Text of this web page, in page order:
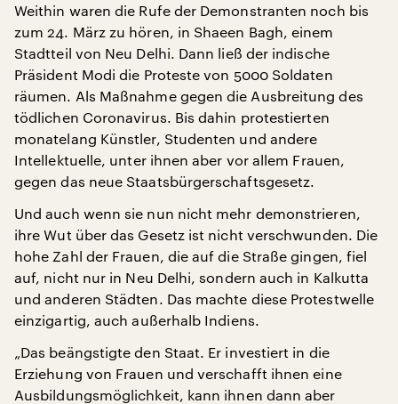
Weithin waren die Rufe der Demonstranten noch bis
zum 24. März zu hören, in Shaeen Bagh, einem
Stadtteil von Neu Delhi. Dann ließ der indische
Präsident Modi die Proteste von 5000 Soldaten
räumen. Als Maßnahme gegen die Ausbreitung des
tödlichen Coronavirus. Bis dahin protestierten
monatelang Künstler, Studenten und andere
Intellektuelle, unter ihnen aber vor allem Frauen,
gegen das neue Staatsbürgerschaftsgesetz.
Und auch wenn sie nun nicht mehr demonstrieren,
ihre Wut über das Gesetz ist nicht verschwunden. Die
hohe Zahl der Frauen, die auf die Straße gingen, fiel
auf, nicht nur in Neu Delhi, sondern auch in Kalkutta
und anderen Städten. Das machte diese Protestwelle
einzigartig, auch außerhalb Indiens.
„Das beängstigte den Staat. Er investiert in die
Erziehung von Frauen und verschafft ihnen eine
Ausbildungsmöglichkeit, kann ihnen dann aber